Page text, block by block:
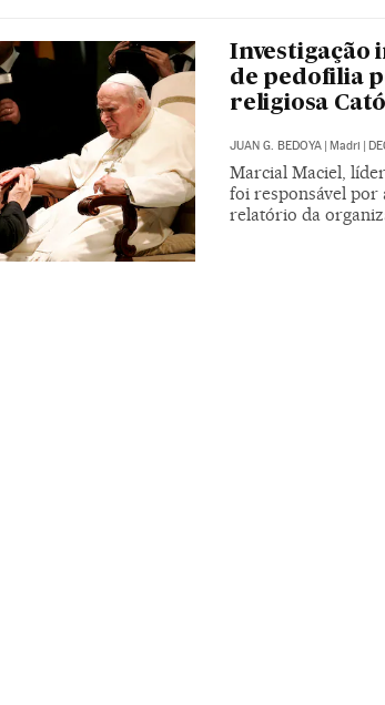
Investigação
de pedofilia
religiosa
JUAN G. BEDOYA | Madri |
Marcial Maciel,
foi responsável por
relatório da